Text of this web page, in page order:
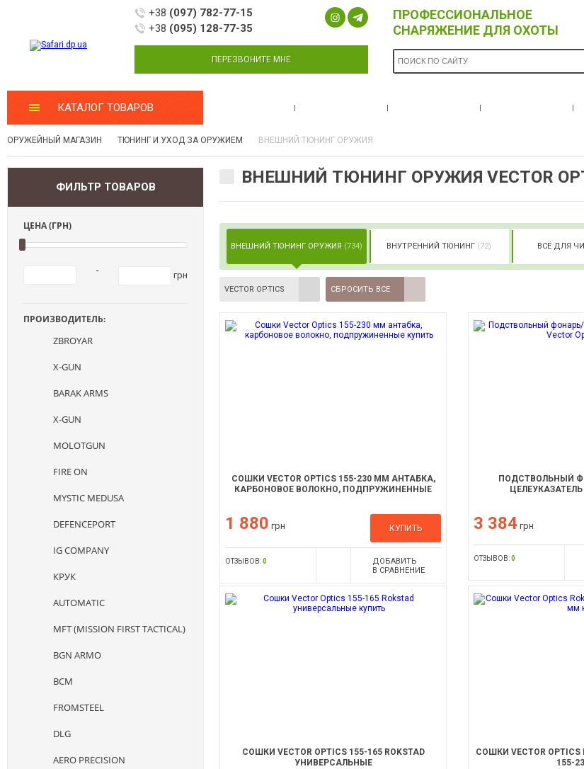
+38 (097) 782-77-15
+38 (095) 128-77-35
ПЕРЕЗВОНИТЕ МНЕ
ПРОФЕССИОНАЛЬНОЕ
СНАРЯЖЕНИЕ ДЛЯ ОХОТЫ
КАТАЛОГ ТОВАРОВ
ОРУЖЕЙНЫЙ МАГАЗИН ТЮНИНГ И УХОД ЗА ОРУЖИЕМ ВНЕШНИЙ ТЮНИНГ ОРУЖИЯ
ФИЛЬТР ТОВАРОВ
ЦЕНА (ГРН)
- грн
ПРОИЗВОДИТЕЛЬ:
ZBROYAR
X-GUN
BARAK ARMS
X-GUN
MOLOTGUN
FIRE ON
MYSTIC MEDUSA
DEFENCEPORT
IG COMPANY
КРУК
AUTOMATIC
MFT (MISSION FIRST TACTICAL)
BGN ARMO
BCM
FROMSTEEL
DLG
AERO PRECISION
ВНЕШНИЙ ТЮНИНГ ОРУЖИЯ VECTOR
ВНЕШНИЙ ТЮНИНГ ОРУЖИЯ (734) ВНУТРЕННИЙ ТЮНИНГ (72) ВСЁ ДЛЯ
VECTOR OPTICS СБРОСИТЬ ВСЕ
СОШКИ VECTOR OPTICS 155-230 ММ АНТАБКА,
КАРБОНОВОЕ ВОЛОКНО, ПОДПРУЖИНЕННЫЕ
1 880 грн КУПИТЬ
ОТЗЫВОВ:0
ДОБАВИТЬ
В СРАВНЕНИЕ
ПОДСТВОЛЬНЫЙ
ЦЕЛЕУКАЗАТЕЛЬ
3 384 грн
ОТЗЫВОВ:0
СОШКИ VECTOR OPTICS 155-165 ROKSTAD
УНИВЕРСАЛЬНЫЕ
СОШКИ VECTOR
155-